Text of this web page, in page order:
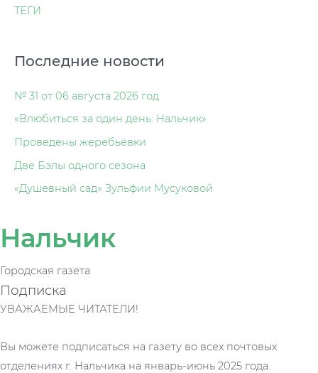
ТЕГИ
Последние новости
№ 31 от 06 августа 2026 год
«Влюбиться за один день: Нальчик»
Проведены жеребьёвки
Две Бэлы одного сезона
«Душевный сад» Зульфии Мусуковой
Нальчик
Городская газета
Подписка
УВАЖАЕМЫЕ ЧИТАТЕЛИ!
Вы можете подписаться на газету во всех почтовых
отделениях г. Нальчика на январь-июнь 2025 года.